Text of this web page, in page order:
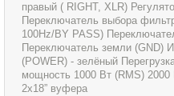
правый ( RIGHT, XLR)
Переключатель выбора
100Hz/BY PASS)
Переключатель земли (GND)
(POWER) - зелёный
мощность 1000 Вт (RMS)
2х18” вуфера